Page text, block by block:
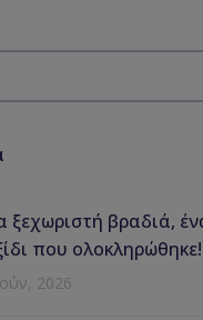
ξεχωριστή βραδιά,
που ολοκληρώθηκε!
2026